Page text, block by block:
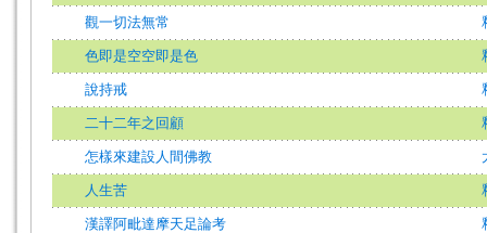
觀一切法無常
色即是空空即是色
說持戒
二十二年之回顧
怎樣來建設人間佛教
人生苦
漢譯阿毗達摩天足論考